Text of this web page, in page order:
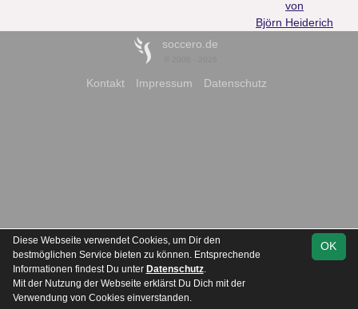
von
Björn Heiderich
soccero.de
Kontakt Impressum Datenschutz
OK
Diese Webseite verwendet Cookies, um Dir den
bestmöglichen Service bieten zu können. Entsprechende
Informationen findest Du unter Datenschutz.
Mit der Nutzung der Webseite erklärst Du Dich mit der
Verwendung von Cookies einverstanden.